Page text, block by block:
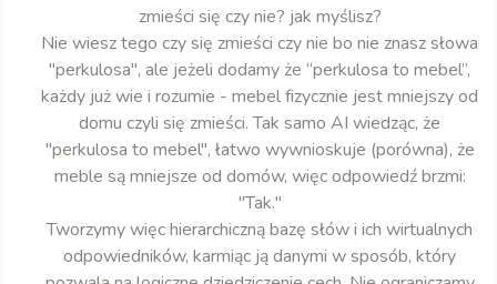
zmieści się czy nie? jak myślisz?
Nie wiesz tego czy się zmieści czy nie bo nie znasz słowa
"perkulosa", ale jeżeli dodamy że “perkulosa to mebel”,
każdy już wie i rozumie - mebel fizycznie jest mniejszy od
domu czyli się zmieści. Tak samo AI wiedząc, że
"perkulosa to mebel", łatwo wywnioskuje (porówna), że
meble są mniejsze od domów, więc odpowiedź brzmi:
"Tak."
Tworzymy więc hierarchiczną bazę słów i ich wirtualnych
odpowiedników, karmiąc ją danymi w sposób, który